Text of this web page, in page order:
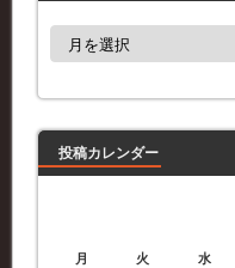
過
事
投稿カレンダー
月 火 水